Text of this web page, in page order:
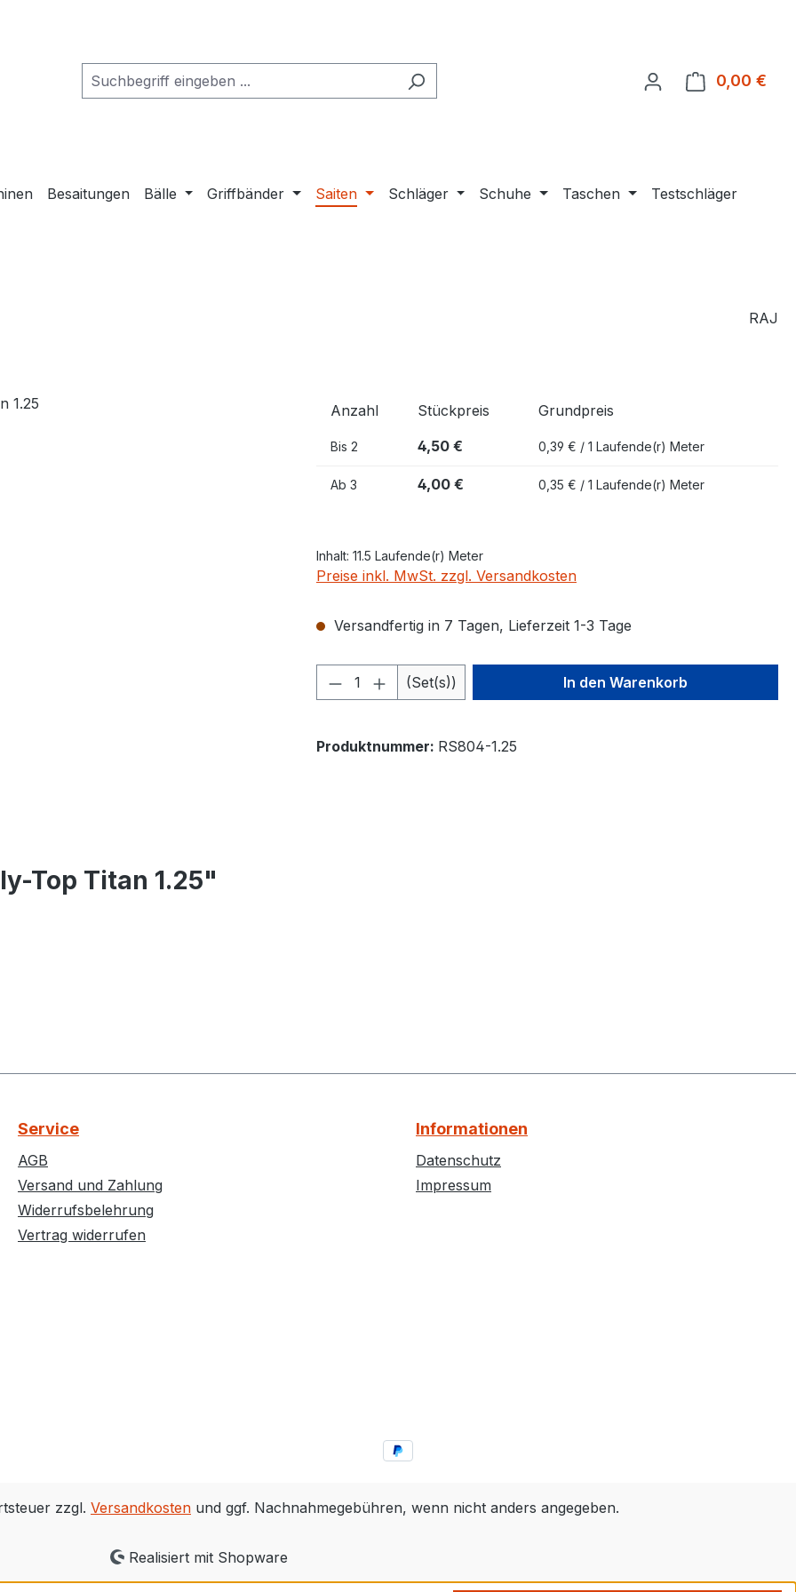
0,00 €
Besaitungen Bälle Griffbänder Saiten Schläger Schuhe Taschen
Testschläger
RAJ
Anzahl Stückpreis Grundpreis
Bis 2 4,50 € 0,39 € / 1 Laufende(r) Meter
Ab 3 4,00 € 0,35 € / 1 Laufende(r) Meter
Inhalt: 11.5 Laufende(r) Meter
Preise inkl. MwSt. zzgl. Versandkosten
Versandfertig in 7 Tagen, Lieferzeit 1-3 Tage
Produkt Anzahl: Gib den gewünschten Wert
(Set(s)) In den Warenkorb
Produktnummer: RS804-1.25
Top Titan 1.25"
Service
AGB
Versand und Zahlung
Widerrufsbelehrung
Vertrag widerrufen
Informationen
Datenschutz
Impressum
zzgl. Versandkosten und ggf. Nachnahmegebühren, wenn nicht anders angegeben.
Realisiert mit Shopware